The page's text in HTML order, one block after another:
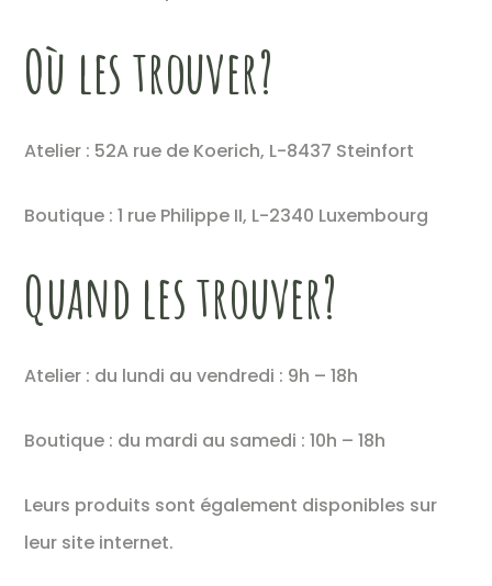
Où les trouver?
Atelier : 52A rue de Koerich, L-8437 Steinfort
Boutique : 1 rue Philippe II, L-2340 Luxembourg
Quand les trouver?
Atelier : du lundi au vendredi : 9h – 18h
Boutique : du mardi au samedi : 10h – 18h
Leurs produits sont également disponibles sur
leur site internet.